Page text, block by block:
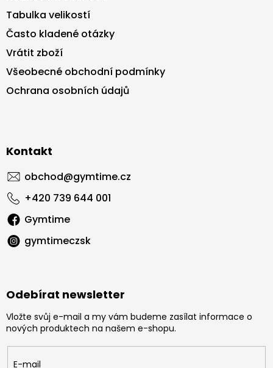
Tabulka velikostí
Často kladené otázky
Vrátit zboží
Všeobecné obchodní podmínky
Ochrana osobních údajů
Kontakt
obchod@gymtime.cz
+420 739 644 001
Gymtime
gymtimeczsk
Odebírat newsletter
Vložte svůj e-mail a my vám budeme zasílat informace o
nových produktech na našem e-shopu.
E-mail